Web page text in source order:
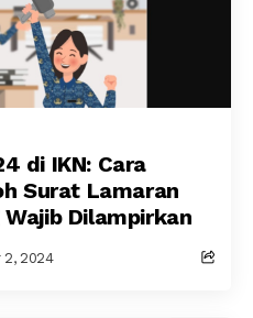
di IKN: Cara
Surat Lamaran
Dilampirkan
2024